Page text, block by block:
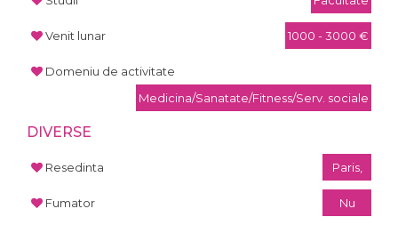
Venit lunar 1000 - 3000 €
Domeniu de activitate
Medicina/Sanatate/Fitness/Serv. sociale
DIVERSE
Resedinta Paris,
Fumator Nu